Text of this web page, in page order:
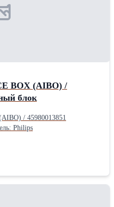
BOX (AIBO) /
блок
/ 45980013851
Philips